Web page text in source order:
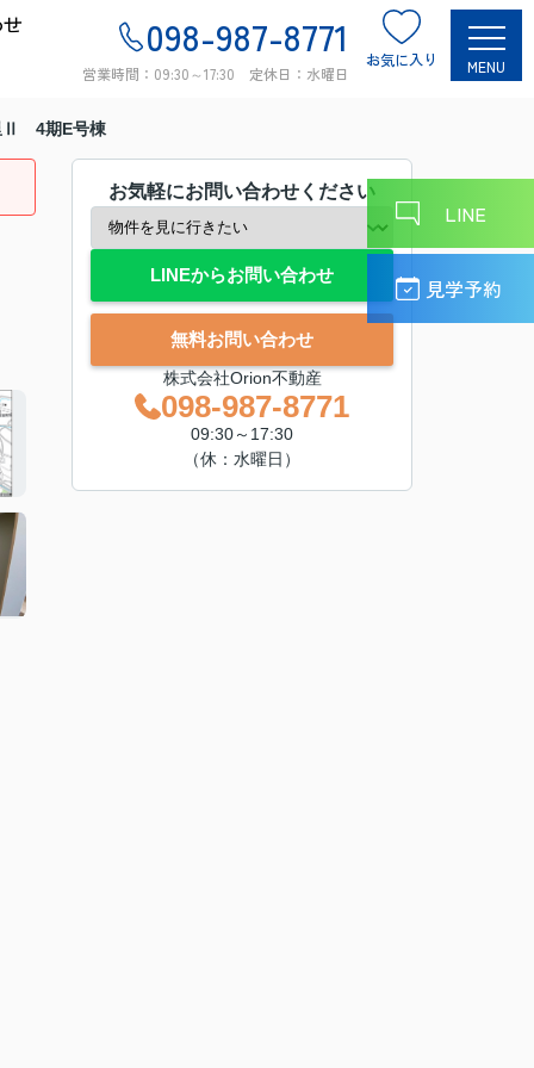
098-987-8771
営業時間：09:30～17:30 定休日：水曜日
お気に入り MENU
LINE
見学予約
Ⅱ 4期E号棟
お気軽にお問い合わせください
LINEからお問い合わせ
無料お問い合わせ
株式会社Orion不動産
098-987-8771
09:30～17:30
（休：水曜日）